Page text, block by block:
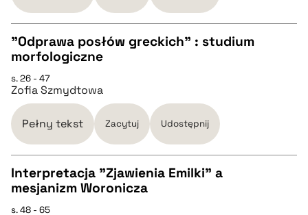
CZYSTY TEKST
pobierz cytat
BIBTEX
pobierz cytat
"Odprawa posłów greckich" : studium
morfologiczne
s. 26 - 47
Zofia Szmydtowa
Pełny tekst Zacytuj Udostępnij
CZYSTY TEKST
Interpretacja "Zjawienia Emilki" a
mesjanizm Woronicza
s. 48 - 65